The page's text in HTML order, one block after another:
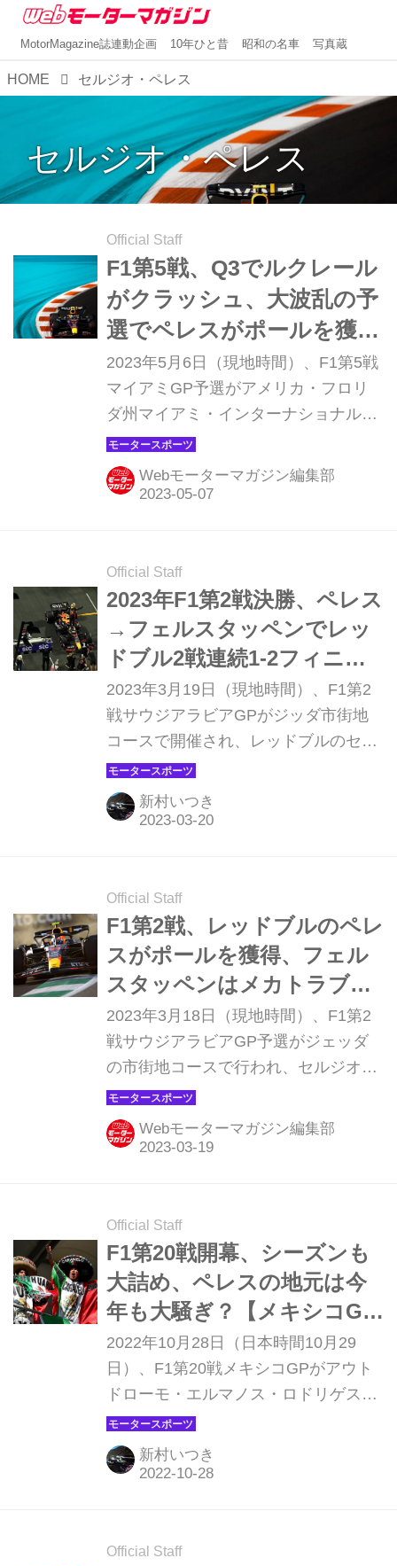
MotorMagazine誌連動企画 10年ひと昔 昭和の名車 写真蔵
HOME セルジオ・ペレス
セルジオ・ペレス
Official Staff
F1第5戦、Q3でルクレール
がクラッシュ、大波乱の予
選でペレスがポールを獲得
【マイアミGP 予選】
2023年5月6日（現地時間）、F1第5戦
マイアミGP予選がアメリカ・フロリ
ダ州マイアミ・インターナショナル・
オートドロームで行われ、レッドブル
のセルジオ・ペレスが今季2度目とな
るポールポジションを獲得した。2番
サインツ（フェラーリ）。シャルル・
ルクレール（フェラーリ）は7番手、
マックス・フェルスタッペン（レッド
ブル）は9番手となる波乱の結果とな
った。
Webモーターマガジン編集部
Official Staff
2023年F1第2戦決勝、ペレス
→フェルスタッペンでレッ
ドブル2戦連続1-2フィニッ
シュ【サウジアラビアGP】
2023年3月19日（現地時間）、F1第2
戦サウジアラビアGPがジッダ市街地
コースで開催され、レッドブルのセル
ジオ・ペレスが優勝。2位にもレッド
ブルのマックス・フェルスタッペン、
3位にはメルセデスのジョージ・ラッ
ィニッシュしたものの、レース後、ペ
ナルティが課されて4位に降格となっ
た。角田裕毅（アルファタウリ）はま
たも11位に終わり、ポイント獲得なら
なかった。
新村いつき
Official Staff
F1第2戦、レッドブルのペレ
スがポールを獲得、フェル
スタッペンはメカトラブル
でQ3に進めず【サウジアラ
ビアGP 予選】
2023年3月18日（現地時間）、F1第2
戦サウジアラビアGP予選がジェッダ
の市街地コースで行われ、セルジオ・
ペレス（レッドブル）がポールポジシ
ョンを獲得した。2番手にシャルル・
ルクレール（フェラーリ）、3番手に
ルスタッペン（レッドブル）は予選Q2
でドライブシャフトのトラブルのため
脱落して15番手。角田裕毅（アルファ
タウリ）は0.01秒差でQ2進出を逃して
16番手で予選を終えている。決勝は日
本時間20日2時に開始される。 フェル
スタッペンはドライブシャフトのトラ
ブルで脱落 陽がすっかりと落ちた現地
20時、サウジアラビアG...
Webモーターマガジン編集部
Official Staff
F1第20戦開幕、シーズンも
大詰め、ペレスの地元は今
年も大騒ぎ？【メキシコGP
プレビュー】
2022年10月28日（日本時間10月29
日）、F1第20戦メキシコGPがアウト
ドローモ・エルマノス・ロドリゲス・
サーキットで開幕する。毎年大きな盛
り上がりを見せるメキシコGP、今年
の見所をチェックしてみよう。
新村いつき
Official Staff